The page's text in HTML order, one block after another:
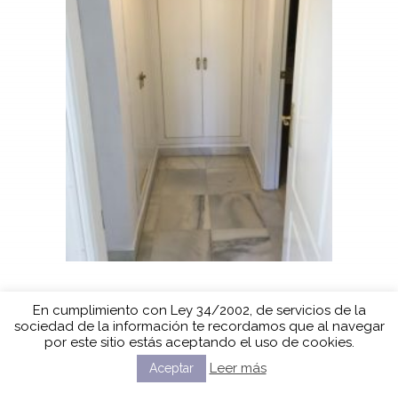
En cumplimiento con Ley 34/2002, de servicios de la
sociedad de la información te recordamos que al navegar
por este sitio estás aceptando el uso de cookies.
Aceptar Leer más